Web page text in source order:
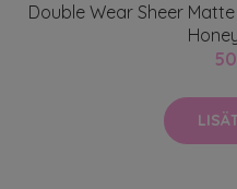
Double Wear Sheer